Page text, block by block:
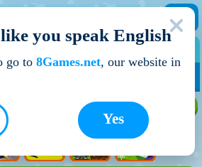
you speak English
go to 8Games.net, our website in
Yes